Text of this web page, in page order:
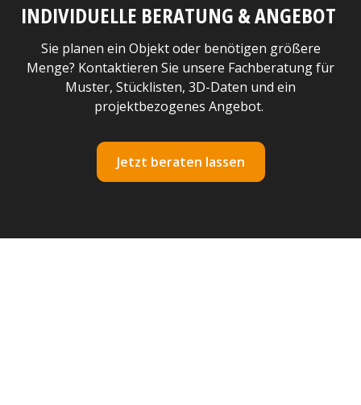
INDIVIDUELLE BERATUNG & ANGEBOT
Sie planen ein Objekt oder benötigen größere
Menge? Kontaktieren Sie unsere Fachberatung für
Muster, Stücklisten, 3D-Daten und ein
projektbezogenes Angebot.
Jetzt beraten lassen